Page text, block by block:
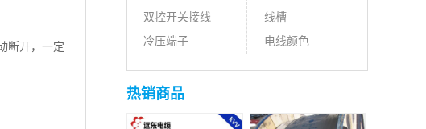
断开，一定
双控开关接线
冷压端子
线槽
电线颜色
热销商品